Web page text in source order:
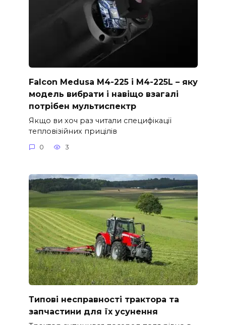
Falcon Medusa M4-225 і M4-225L – яку
модель вибрати і навіщо взагалі
потрібен мультиспектр
Якщо ви хоч раз читали специфікації
тепловізійних прицілів
0 3
Типові несправності трактора та
запчастини для їх усунення